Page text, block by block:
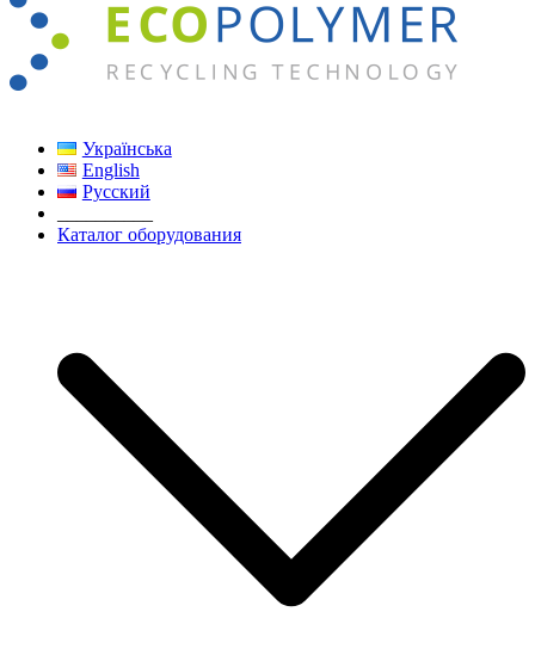
Українська
English
Русский
Каталог оборудования